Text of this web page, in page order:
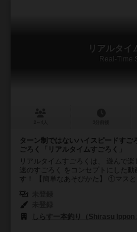
リアルタイ
Real-Time
ターン制ではないハイスピードすご
ごろく「リアルタイムすごろく」
リアルタイムすごろくは、 遊んで
速のすごろく をコンセプトにした
す！ 【簡単なあそびかた】 ①マスと
しらす一本釣り（Shirasu Ippon